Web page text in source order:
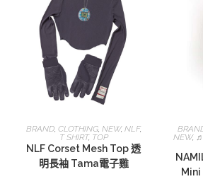
選擇規格
BRAND, CLOTHING, NEW, NLF,
T SHIRT, TOP
NLF Corset Mesh Top 透
明長袖 Tama電子雞
NEW,